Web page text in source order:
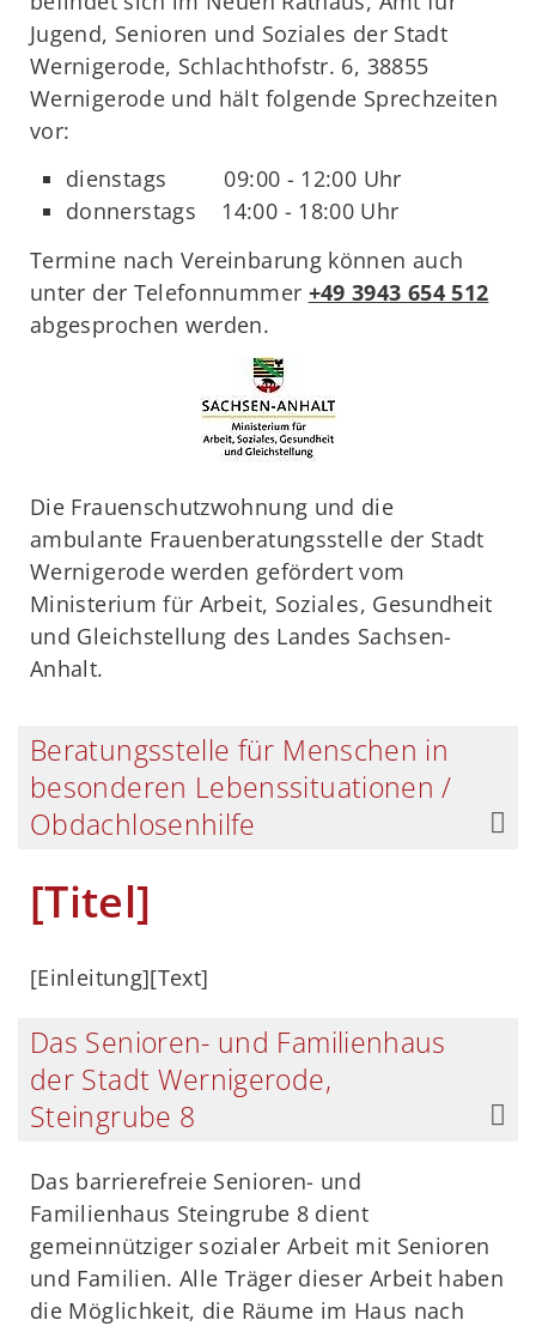
Jugend, Senioren und Soziales der Stadt
Wernigerode, Schlachthofstr. 6, 38855
Wernigerode und hält folgende Sprechzeiten
vor:
dienstags 09:00 - 12:00 Uhr
donnerstags 14:00 - 18:00 Uhr
Termine nach Vereinbarung können auch
unter der Telefonnummer +49 3943 654 512
abgesprochen werden.
Die Frauenschutzwohnung und die
ambulante Frauenberatungsstelle der Stadt
Wernigerode werden gefördert vom
Ministerium für Arbeit, Soziales, Gesundheit
und Gleichstellung des Landes Sachsen-
Anhalt.
Beratungsstelle für Menschen in
besonderen Lebenssituationen /
Obdachlosenhilfe
[Titel]
[Einleitung][Text]
Das Senioren- und Familienhaus
der Stadt Wernigerode,
Steingrube 8
Das barrierefreie Senioren- und
Familienhaus Steingrube 8 dient
gemeinnütziger sozialer Arbeit mit Senioren
und Familien. Alle Träger dieser Arbeit haben
die Möglichkeit, die Räume im Haus nach